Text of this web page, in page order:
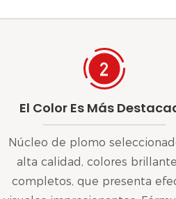
El Color Es Más
Núcleo de plomo
alta calidad, colores
completos, que presenta